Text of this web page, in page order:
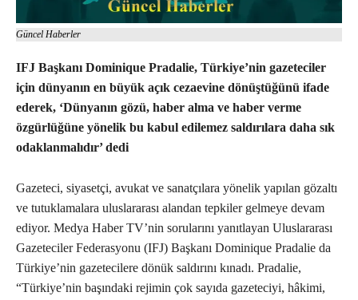
Güncel Haberler
IFJ Başkanı Dominique Pradalie, Türkiye’nin gazeteciler
için dünyanın en büyük açık cezaevine dönüştüğünü ifade
ederek, ‘Dünyanın gözü, haber alma ve haber verme
özgürlüğüne yönelik bu kabul edilemez saldırılara daha sık
odaklanmalıdır’ dedi
Gazeteci, siyasetçi, avukat ve sanatçılara yönelik yapılan gözaltı
ve tutuklamalara uluslararası alandan tepkiler gelmeye devam
ediyor. Medya Haber TV’nin sorularını yanıtlayan Uluslararası
Gazeteciler Federasyonu (IFJ) Başkanı Dominique Pradalie da
Türkiye’nin gazetecilere dönük saldırını kınadı. Pradalie,
“Türkiye’nin başındaki rejimin çok sayıda gazeteciyi, hâkimi,